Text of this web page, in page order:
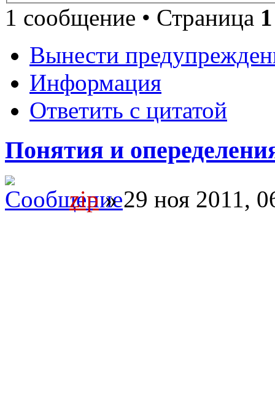
1 сообщение • Страница 1
Вынести
Информация
Ответить с цитатой
Понятия и
zip» 29 ноя 2011,